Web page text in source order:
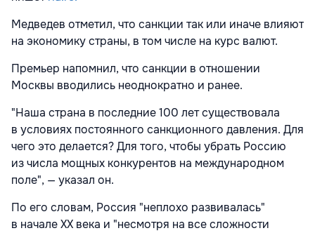
Медведев отметил, что санкции так или иначе влияют
на экономику страны, в том числе на курс валют.
Премьер напомнил, что санкции в отношении
Москвы вводились неоднократно и ранее.
"Наша страна в последние 100 лет существовала
в условиях постоянного санкционного давления. Для
чего это делается? Для того, чтобы убрать Россию
из числа мощных конкурентов на международном
поле", — указал он.
По его словам, Россия "неплохо развивалась"
в начале ХХ века и "несмотря на все сложности